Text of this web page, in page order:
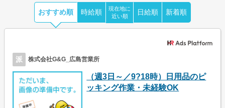
おすすめ順 時給順
現在地に
近い順
日給順 新着順
派 株式会社G&G_広島営業所
（週3日～／9?18時）日用品のピ
ッキング作業・未経験OK